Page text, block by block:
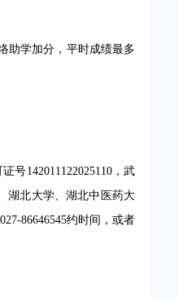
助学加分，平时成绩最多
142011122025110，武
湖北大学、湖北中医药大
86646545约时间，或者